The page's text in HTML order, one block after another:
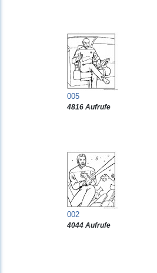
005
4816 Aufrufe
002
4044 Aufrufe